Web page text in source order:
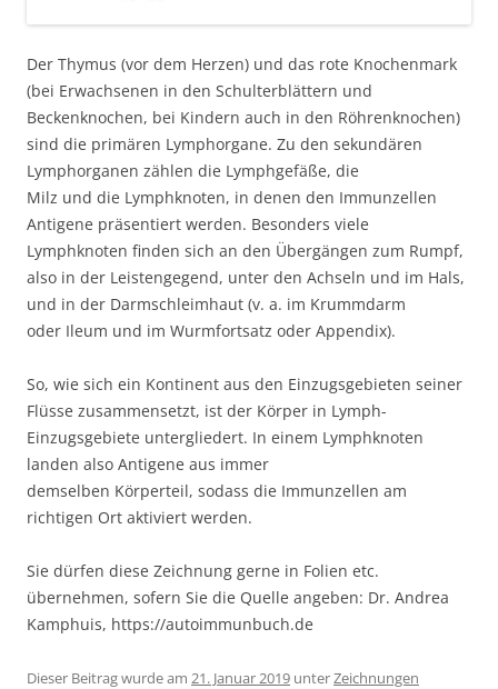
Der Thymus (vor dem Herzen) und das rote Knochenmark
(bei Erwachsenen in den Schulterblättern und
Beckenknochen, bei Kindern auch in den Röhrenknochen)
sind die primären Lymphorgane. Zu den sekundären
Lymphorganen zählen die Lymphgefäße, die
Milz und die Lymphknoten, in denen den Immunzellen
Antigene präsentiert werden. Besonders viele
Lymphknoten finden sich an den Übergängen zum Rumpf,
also in der Leistengegend, unter den Achseln und im Hals,
und in der Darmschleimhaut (v. a. im Krummdarm
oder Ileum und im Wurmfortsatz oder Appendix).
So, wie sich ein Kontinent aus den Einzugsgebieten seiner
Flüsse zusammensetzt, ist der Körper in Lymph-
Einzugsgebiete untergliedert. In einem Lymphknoten
landen also Antigene aus immer
demselben Körperteil, sodass die Immunzellen am
richtigen Ort aktiviert werden.
Sie dürfen diese Zeichnung gerne in Folien etc.
übernehmen, sofern Sie die Quelle angeben: Dr. Andrea
Kamphuis, https://autoimmunbuch.de
Dieser Beitrag wurde am 21. Januar 2019 unterZeichnungen